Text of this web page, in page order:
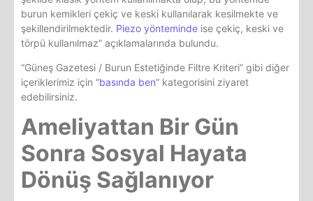
burun kemikleri çekiç ve keski kullanılarak kesilmekte ve
şekillendirilmektedir. Piezo yönteminde ise çekiç, keski ve
törpü kullanılmaz” açıklamalarında bulundu.
“Güneş Gazetesi / Burun Estetiğinde Filtre Kriteri” gibi diğer
içeriklerimiz için “basında ben” kategorisini ziyaret
edebilirsiniz.
Ameliyattan Bir Gün
Sonra Sosyal Hayata
Dönüş Sağlanıyor